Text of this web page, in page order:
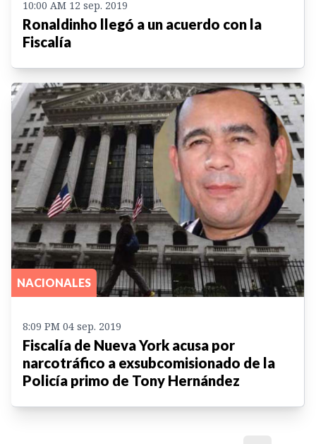
10:00 AM 12 sep. 2019
Ronaldinho llegó a un acuerdo con la
Fiscalía
NACIONALES
8:09 PM 04 sep. 2019
Fiscalía de Nueva York acusa por
narcotráfico a exsubcomisionado de la
Policía primo de Tony Hernández